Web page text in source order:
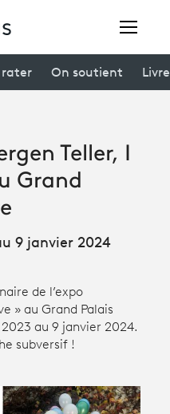
rater On soutient
Teller, I
Grand
9 janvier 2024
de l’expo
» au Grand Palais
au 9 janvier 2024.
subversif !